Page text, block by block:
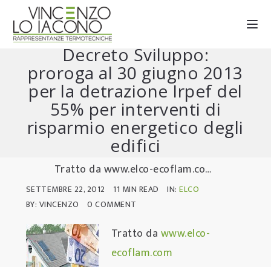
La Camera approva il
Decreto Sviluppo:
proroga al 30 giugno 2013
per la detrazione Irpef del
55% per interventi di
risparmio energetico degli
edifici
Tratto da www.elco-ecoflam.com Il 25 Luglio 2012 a Montecitorio è …
SETTEMBRE 22, 2012 11 MIN READ IN:ELCO
BY: VINCENZO
0 COMMENT
Tratto da www.elco-
ecoflam.com